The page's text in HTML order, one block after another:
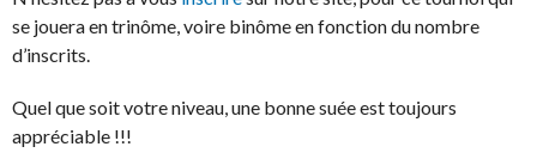
se jouera en trinôme, voire binôme en fonction du nombre
d’inscrits.
Quel que soit votre niveau, une bonne suée est toujours
appréciable !!!